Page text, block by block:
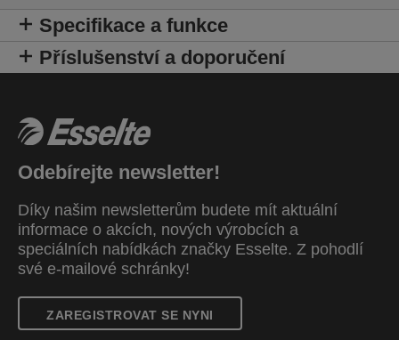
Specifikace a funkce
Příslušenství a doporučení
Odebírejte newsletter!
Díky našim newsletterům budete mít aktuální
informace o akcích, nových výrobcích a
speciálních nabídkách značky Esselte. Z pohodlí
své e-mailové schránky!
ZAREGISTROVAT SE NYNI